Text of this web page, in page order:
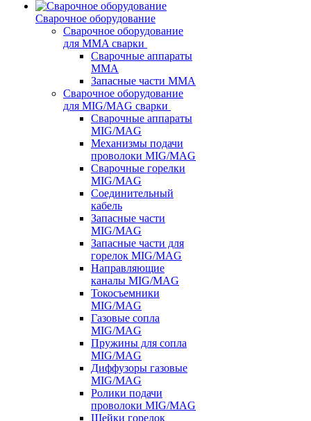
Сварочное оборудование
Сварочное оборудование
для MMA сварки
Сварочные аппараты
MMA
Запасные части MMA
Сварочное оборудование
для MIG/MAG сварки
Сварочные аппараты
MIG/MAG
Механизмы подачи
проволоки MIG/MAG
Сварочные горелки
MIG/MAG
Соединительный
кабель
Запасные части
MIG/MAG
Запасные части для
горелок MIG/MAG
Направляющие
каналы MIG/MAG
Токосъемники
MIG/MAG
Газовые сопла
MIG/MAG
Пружины для сопла
MIG/MAG
Диффузоры газовые
MIG/MAG
Ролики подачи
проволоки MIG/MAG
Шейки горелок